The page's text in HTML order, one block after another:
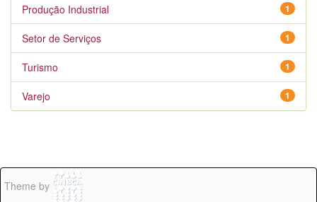
1
Produção Industrial
1
Setor de Serviços
1
Turismo
1
Varejo
Theme by